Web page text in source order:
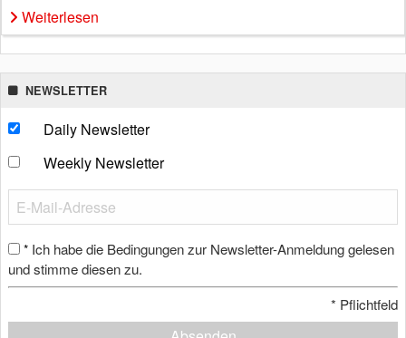
Weiterlesen
NEWSLETTER
Daily Newsletter
Weekly Newsletter
* Ich habe die Bedingungen zur Newsletter-Anmeldung gelesen
und stimme diesen zu.
* Pflichtfeld